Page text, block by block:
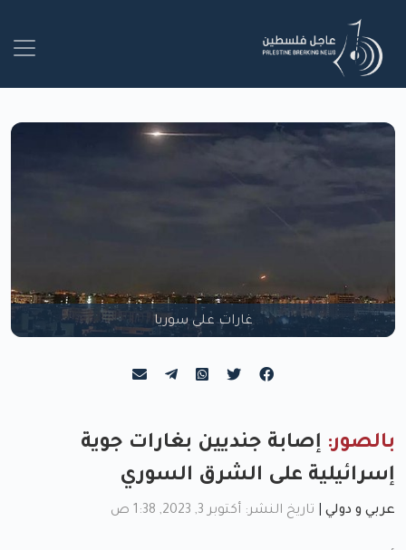
غارات على سوريا
بالصور: إصابة جنديين بغارات جوية
إسرائيلية على الشرق السوري
عربي و دولي تاريخ النشر: أكتوبر 3, 2023, 1:38 ص